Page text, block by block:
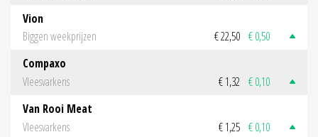
Vion
Biggen weekprijzen
€ 22,50 € 0,50
Compaxo
Vleesvarkens
€ 1,32 € 0,10
Van Rooi Meat
Vleesvarkens
€ 1,25 € 0,10